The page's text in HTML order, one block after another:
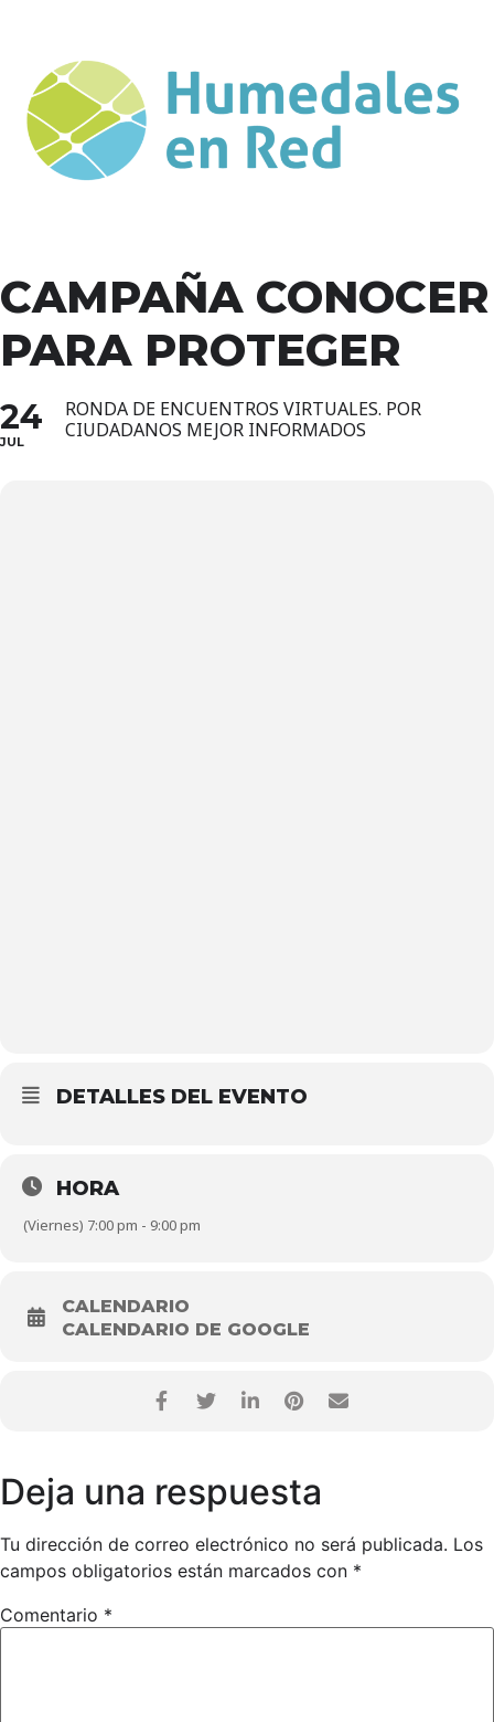
CAMPAÑA CONOCER
PARA PROTEGER
24
JUL
RONDA DE ENCUENTROS VIRTUALES. POR
CIUDADANOS MEJOR INFORMADOS
DETALLES DEL EVENTO
HORA
(Viernes) 7:00 pm - 9:00 pm
CALENDARIO
CALENDARIO DE GOOGLE
Deja una respuesta
Tu dirección de correo electrónico no será publicada. Los
campos obligatorios están marcados con *
Comentario *